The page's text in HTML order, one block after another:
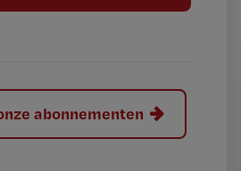
abonnementen